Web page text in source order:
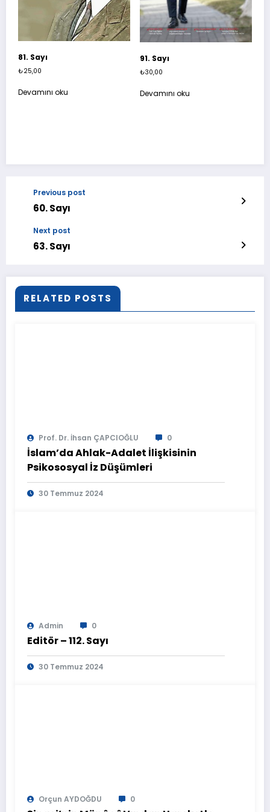
81. Sayı
₺25,00
Devamını oku
91. Sayı
₺30,00
Devamını oku
Previous post
60. Sayı
Next post
63. Sayı
RELATED POSTS
Prof. Dr. İhsan ÇAPCIOĞLU 0
İslam’da Ahlak-Adalet İlişkisinin
Psikososyal İz Düşümleri
30 Temmuz 2024
Admin 0
Editör – 112. Sayı
30 Temmuz 2024
Orçun AYDOĞDU 0